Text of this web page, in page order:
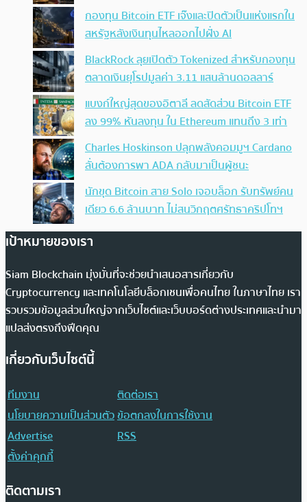
กองทุน Bitcoin ETF เจ๊งและปิดตัวเป็นแห่งแรกใน
สหรัฐหลังเงินทุนไหลออกไปฝั่ง AI
BlackRock ลุยเปิดตัว Tokenized สำหรับกองทุน
ตลาดเงินยุโรปมูลค่า 3.11 แสนล้านดอลลาร์
แบงก์ใหญ่สุดของอิตาลี ลดสัดส่วน Bitcoin ETF
ลง 99% หันลงทุน ใน Ethereum แทนถึง 3 เท่า
Charles Hoskinson ปลุกพลังคอมมูฯ Cardano
ลั่นต้องการพา ADA กลับมาเป็นผู้ชนะ
นักขุด Bitcoin สาย Solo เจอบล็อก รับทรัพย์คน
เดียว 6.6 ล้านบาท ไม่สนวิกฤตศรัทธาคริปโทฯ
เป้าหมายของเรา
Siam Blockchain มุ่งมั่นที่จะช่วยนำเสนอสารเกี่ยวกับ
Cryptocurrency และเทคโนโลยีบล็อกเชนเพื่อคนไทย ในภาษาไทย เรา
รวบรวมข้อมูลส่วนใหญ่จากเว็บไซต์และเว็บบอร์ดต่างประเทศและนำมา
แปลส่งตรงถึงฟีดคุณ
เกี่ยวกับเว็บไซต์นี้
ทีมงาน
ติดต่อเรา
นโยบายความเป็นส่วนตัวข้อตกลงในการใช้งาน
Advertise
RSS
ตั้งค่าคุกกี้
ติดตามเรา